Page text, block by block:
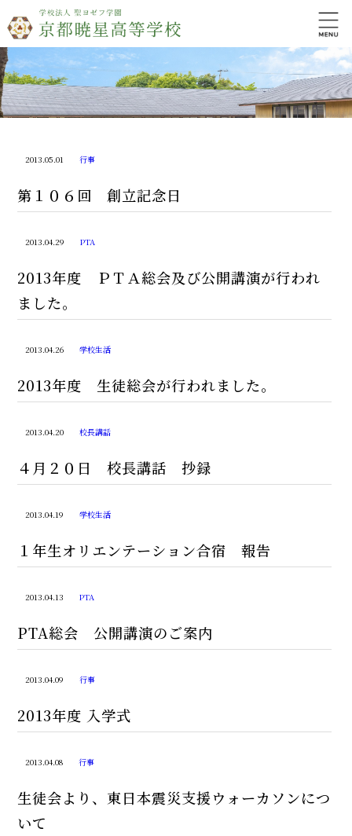
2013.05.01 行事
第１０６回 創立記念日
2013.04.29 PTA
2013年度 ＰＴＡ総会及び公開講演が行われ
ました。
2013.04.26 学校生活
2013年度 生徒総会が行われました。
2013.04.20 校長講話
４月２０日 校長講話 抄録
2013.04.19 学校生活
１年生オリエンテーション合宿 報告
2013.04.13 PTA
PTA総会 公開講演のご案内
2013.04.09 行事
2013年度 入学式
2013.04.08 行事
生徒会より、東日本震災支援ウォーカソンにつ
いて